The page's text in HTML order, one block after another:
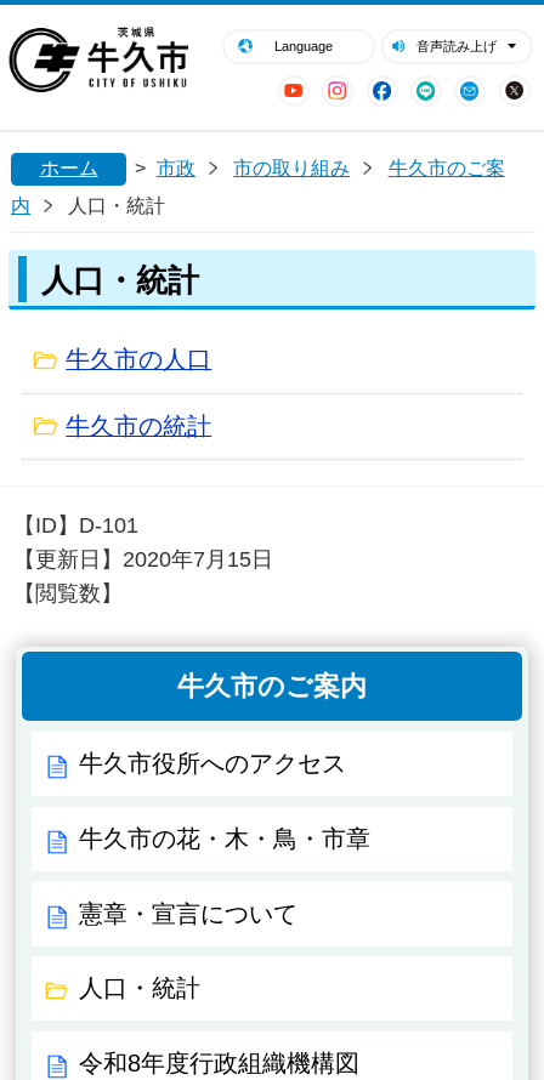
Language 音声読み上げ
YouTubeInstagram
Facebook
LINE Mail
閉じる
ホーム > 市政 市の取り組み
牛久市のご案
内
人口・統計
人口・統計
牛久市の人口
牛久市の統計
【ID】 D-101
【更新日】 2020年7月15日
【閲覧数】
牛久市のご案内
牛久市役所へのアクセス
牛久市の花・木・鳥・市章
憲章・宣言について
人口・統計
令和8年度行政組織機構図